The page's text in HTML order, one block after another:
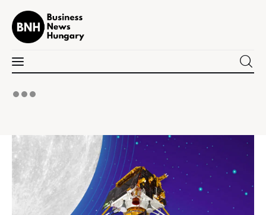
Business News Hungary
Tudomány
Napi hírek
Energetika